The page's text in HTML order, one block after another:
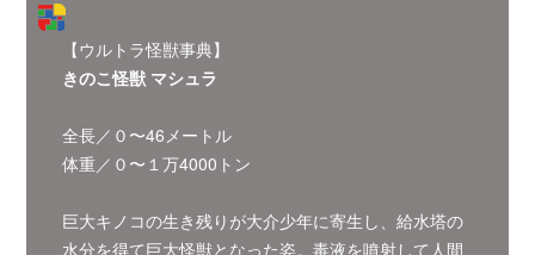
【ウルトラ怪獣事典】
きのこ怪獣 マシュラ
全長／０〜46メートル
体重／０〜１万4000トン
巨大キノコの生き残りが大介少年に寄生し、給水塔の
水分を得て巨大怪獣となった姿。毒液を噴射して人間